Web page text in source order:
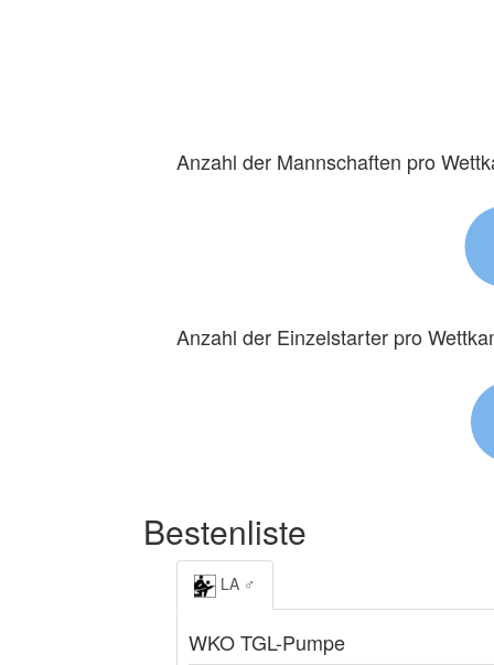
Anzahl der Mannschaften pro
Anzahl der Einzelstarter pro
Bestenliste
LA ♂
WKO TGL-Pumpe